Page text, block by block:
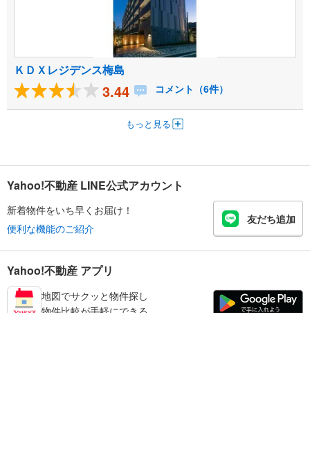
ＫＤＸレジデンス梅島
3.44 コメント（6件）
もっと見る
Yahoo!不動産 LINE公式アカウント
新着物件をいち早くお届け！
便利な機能のご紹介
友だち追加
Yahoo!不動産 アプリ
地図でサクッと物件探し
物件比較が手軽にできる